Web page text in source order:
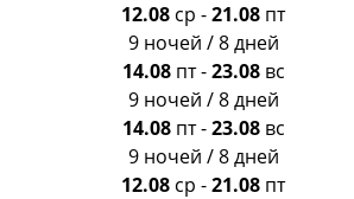
12.08 ср -21.08 пт
9 ночей / 8 дней
14.08 пт-23.08 вс
9 ночей / 8 дней
14.08 пт-23.08 вс
9 ночей / 8 дней
12.08 ср -21.08 пт